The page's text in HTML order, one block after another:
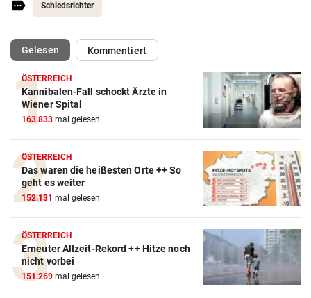
Schiedsrichter
Gelesen(ausgewählt)Kommentiert
ÖSTERREICH
Kannibalen-Fall schockt Ärzte in
Wiener Spital
163.833 mal gelesen
ÖSTERREICH
Das waren die heißesten Orte ++ So
geht es weiter
152.131 mal gelesen
ÖSTERREICH
Erneuter Allzeit-Rekord ++ Hitze noch
nicht vorbei
151.269 mal gelesen
Action-Cam Vergleich
ZUM VERGLEICH
Crosstrainer Vergleich
ZUM VERGLEICH
E-Bike Vergleich
ZUM VERGLEICH
Elektro-Scooter Vergleich
ZUM VERGLEICH